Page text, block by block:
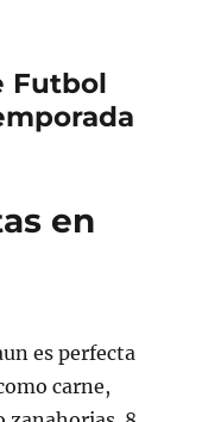
Futbol
en
es perfecta
carne,